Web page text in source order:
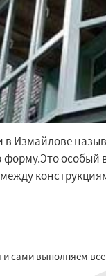
в Измайлове
особый
и сами выполняем